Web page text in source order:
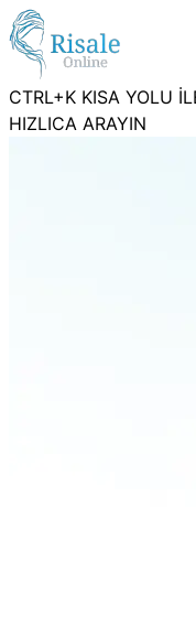
CTRL+K KISA YOLU
HIZLICA ARAYIN